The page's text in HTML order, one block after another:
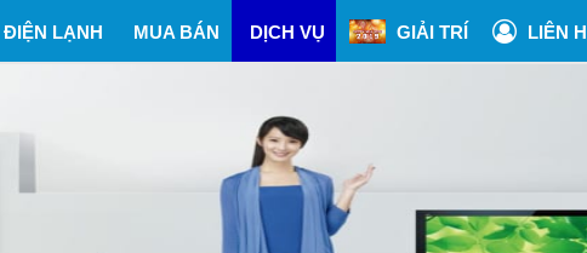
ĐIỆN LẠNH MUA BÁN DỊCH VỤ GIẢI TRÍ LIÊN